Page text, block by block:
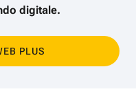
digitale.
PLUS